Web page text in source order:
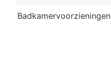
Badkamervoorzieningen